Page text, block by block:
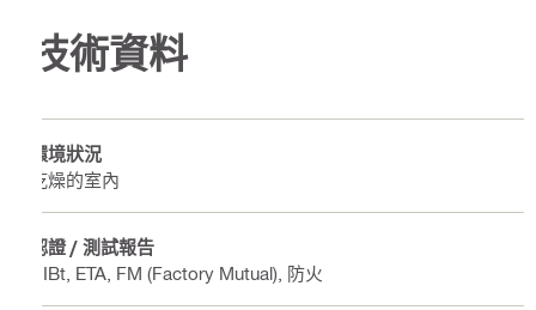
技術資料
環境狀況
乾燥的室內
認證 / 測試報告
DIBt, ETA, FM (Factory Mutual), 防火